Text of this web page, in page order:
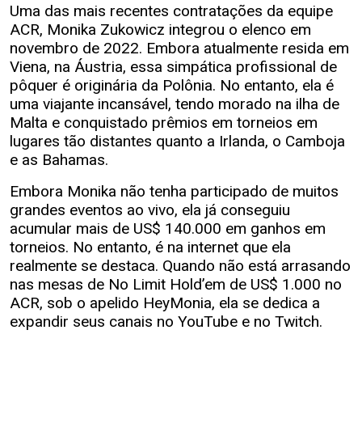
Uma das mais recentes contratações da equipe
ACR, Monika Zukowicz integrou o elenco em
novembro de 2022. Embora atualmente resida em
Viena, na Áustria, essa simpática profissional de
pôquer é originária da Polônia. No entanto, ela é
uma viajante incansável, tendo morado na ilha de
Malta e conquistado prêmios em torneios em
lugares tão distantes quanto a Irlanda, o Camboja
e as Bahamas.
Embora Monika não tenha participado de muitos
grandes eventos ao vivo, ela já conseguiu
acumular mais de US$ 140.000 em ganhos em
torneios. No entanto, é na internet que ela
realmente se destaca. Quando não está arrasando
nas mesas de No Limit Hold’em de US$ 1.000 no
ACR, sob o apelido HeyMonia, ela se dedica a
expandir seus canais no YouTube e no Twitch.